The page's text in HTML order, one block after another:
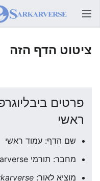
ציטוט הדף הזה
פרטים
ראשי
שם הדף: עמוד ראשי
מחבר: תורמי Sarkarverse
מוציא לאור: